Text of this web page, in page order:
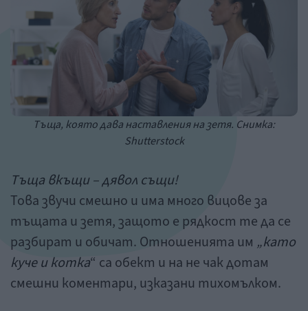
Тъща, която дава наставления на зетя. Снимка:
Shutterstock
Тъща вкъщи – дявол същи!
Това звучи смешно и има много вицове за
тъщата и зетя, защото е рядкост те да се
разбират и обичат. Отношенията им „като
куче и котка“ са обект и на не чак дотам
смешни коментари, изказани тихомълком.